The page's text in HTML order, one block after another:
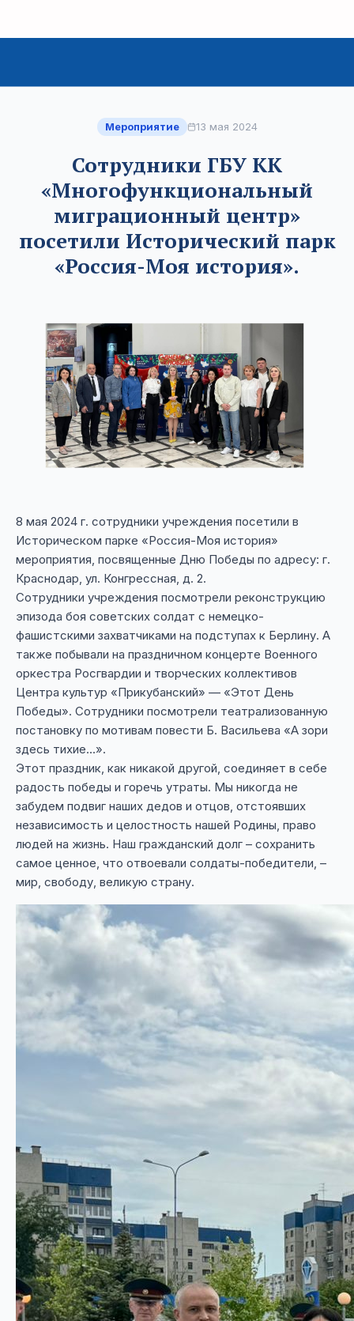
Мероприятие 13 мая 2024
Сотрудники ГБУ КК
«Многофункциональный
миграционный центр»
посетили Исторический парк
«Россия-Моя история».
8 мая 2024 г. сотрудники учреждения посетили в
Историческом парке «Россия-Моя история»
мероприятия, посвященные Дню Победы по адресу: г.
Краснодар, ул. Конгрессная, д. 2.
Сотрудники учреждения посмотрели реконструкцию
эпизода боя советских солдат с немецко-
фашистскими захватчиками на подступах к Берлину. А
также побывали на праздничном концерте Военного
оркестра Росгвардии и творческих коллективов
Центра культур «Прикубанский» — «Этот День
Победы». Сотрудники посмотрели театрализованную
постановку по мотивам повести Б. Васильева «А зори
здесь тихие…».
Этот праздник, как никакой другой, соединяет в себе
радость победы и горечь утраты. Мы никогда не
забудем подвиг наших дедов и отцов, отстоявших
независимость и целостность нашей Родины, право
людей на жизнь. Наш гражданский долг – сохранить
самое ценное, что отвоевали солдаты-победители, –
мир, свободу, великую страну.